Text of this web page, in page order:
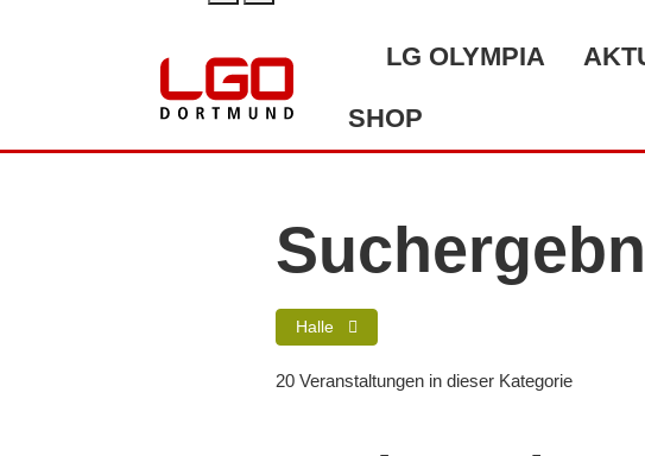
LG OLYMPIA
SHOP
Halle
20 Veranstaltungen in dieser Kategorie